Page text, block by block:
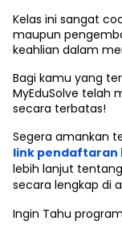
Kelas ini sangat
maupun
keahlian dalam
Bagi kamu yang
MyEduSolve telah
secara terbatas!
Segera amankan
link pendaftaran
lebih lanjut
secara lengkap di
Ingin Tahu